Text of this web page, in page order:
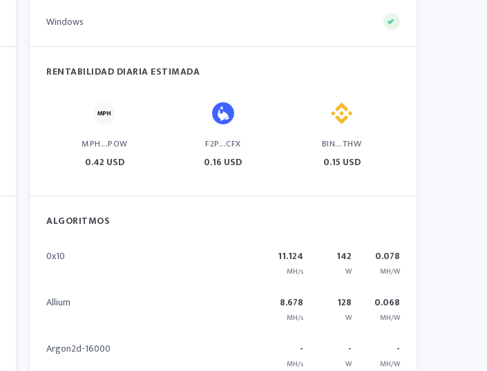
Windows
RENTABILIDAD DIARIA ESTIMADA
MPH...POW
0.42 USD
F2P...CFX
0.16 USD
BIN...THW
0.15 USD
ALGORITMOS
0x10 11.124
MH/s
142
W
0.078
MH/W
Allium 8.678
MH/s
128
W
0.068
MH/W
Argon2d-16000 -
MH/s
-
W
-
MH/W